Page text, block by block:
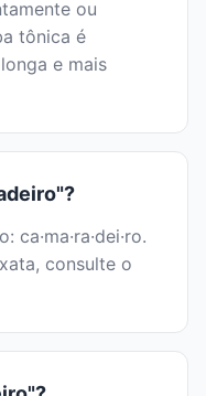
ou
tônica é
e mais
consulte o